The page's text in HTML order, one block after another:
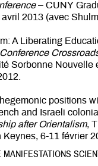
– CUNY
2013 (avec
A Liberating
Sorbonne Nouvelle
positions
and Israeli
after Orientalism,
6-11 février
MANIFESTATIONS